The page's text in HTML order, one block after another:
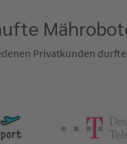
Privatkunden